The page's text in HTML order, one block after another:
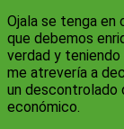
Ojala se tenga en
que debemos
verdad y
me atrevería a
un descontrolado
económico.